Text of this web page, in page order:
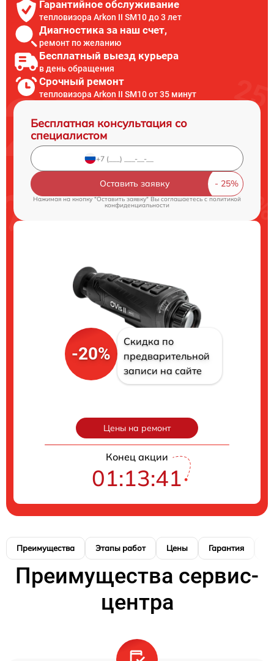
Гарантийное обслуживание
тепловизора Arkon II SM10 до 3 лет
Диагностика за наш счет,
ремонт по желанию
Бесплатный выезд курьера
в день обращения
Срочный ремонт
тепловизора Arkon II SM10 от 35 минут
Бесплатная консультация со
специалистом
Оставить заявку
Нажимая на кнопку "Оставить заявку" Вы соглашаетесь c политикой
конфиденциальности
-20%
Скидка по
предварительной
записи на сайте
Цены на ремонт
Конец акции
01:13:40
Преимущества Этапы работ Цены Гарантия
Преимущества сервис-
центра